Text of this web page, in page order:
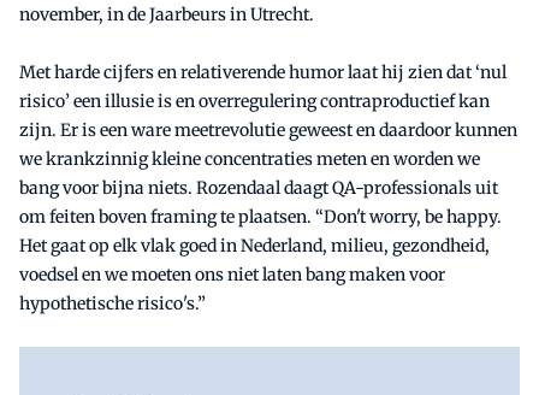
november, in de Jaarbeurs in Utrecht.
Met harde cijfers en relativerende humor laat hij zien dat ‘nul
risico’ een illusie is en overregulering contraproductief kan
zijn. Er is een ware meetrevolutie geweest en daardoor kunnen
we krankzinnig kleine concentraties meten en worden we
bang voor bijna niets. Rozendaal daagt QA-professionals uit
om feiten boven framing te plaatsen. “Don't worry, be happy.
Het gaat op elk vlak goed in Nederland, milieu, gezondheid,
voedsel en we moeten ons niet laten bang maken voor
hypothetische risico's.”